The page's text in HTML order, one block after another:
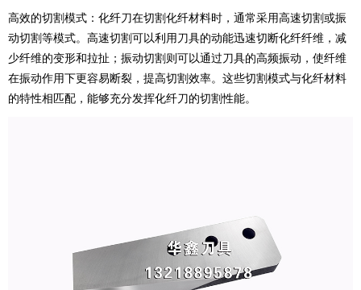
高效的切割模式：化纤刀在切割化纤材料时，通常采用高速切割或振
动切割等模式。高速切割可以利用刀具的动能迅速切断化纤纤维，减
少纤维的变形和拉扯；振动切割则可以通过刀具的高频振动，使纤维
在振动作用下更容易断裂，提高切割效率。这些切割模式与化纤材料
的特性相匹配，能够充分发挥化纤刀的切割性能。